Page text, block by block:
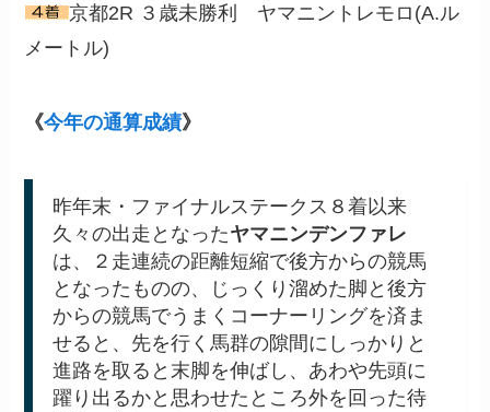
京都2R ３歳未勝利 ヤマニントレモロ(A.ル
メートル)
《今年の通算成績》
昨年末・ファイナルステークス８着以来
久々の出走となったヤマニンデンファレ
は、２走連続の距離短縮で後方からの競馬
となったものの、じっくり溜めた脚と後方
からの競馬でうまくコーナーリングを済ま
せると、先を行く馬群の隙間にしっかりと
進路を取ると末脚を伸ばし、あわや先頭に
躍り出るかと思わせたところ外を回った待